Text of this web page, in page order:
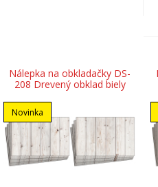
Nálepka na obkladačky DS-
208 Drevený obklad biely
Novinka